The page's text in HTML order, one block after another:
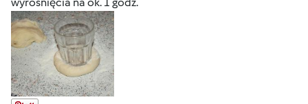
wyrośnięcia na ok. 1 godz.